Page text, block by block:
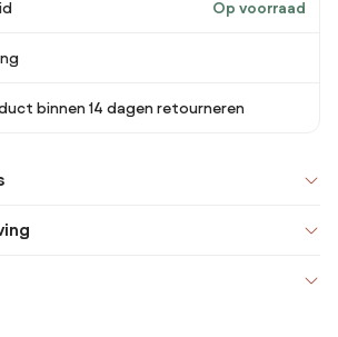
Op voorraad
binnen 14 dagen retourneren